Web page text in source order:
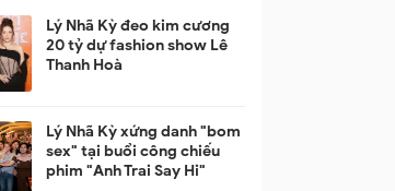
Lý Nhã Kỳ đeo kim cương
20 tỷ dự fashion show Lê
Thanh Hoà
Lý Nhã Kỳ xứng danh "bom
sex" tại buổi công chiếu
phim "Anh Trai Say Hi"